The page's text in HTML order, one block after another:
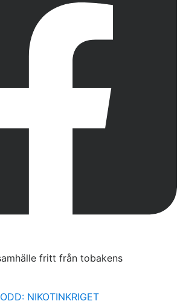
fritt från tobakens
NIKOTINKRIGET